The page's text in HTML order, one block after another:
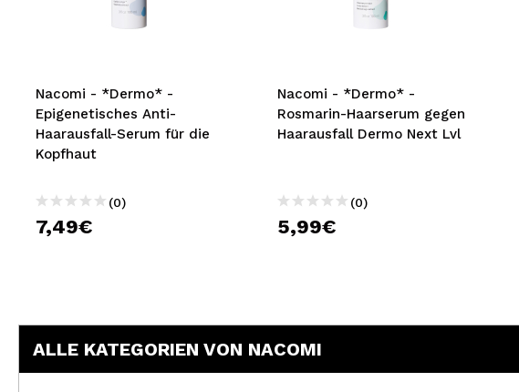
MAQUIFARMA
TRAVEL SIZE
NATURE
SPECIALS
OUTLET
BLOG
Nacomi - *Dermo* -
Epigenetisches Anti-
Haarausfall-Serum für die
Kopfhaut
(0)
7,49€
Nacomi - *Dermo* -
Rosmarin-Haarserum gegen
Haarausfall Dermo Next Lvl
(0)
5,99€
ALLE KATEGORIEN VON NACOMI